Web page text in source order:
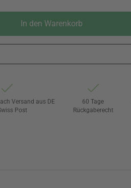
In den Warenkorb
Versand aus DE
Post
60 Tage
Rückgaberecht